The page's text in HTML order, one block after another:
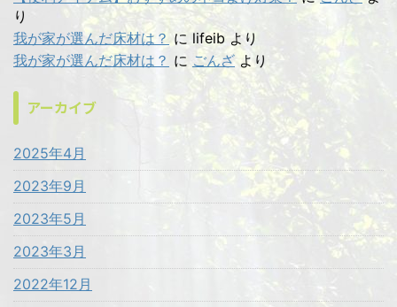
り
我が家が選んだ床材は？ に lifeib より
我が家が選んだ床材は？ に ごんざ より
アーカイブ
2025年4月
2023年9月
2023年5月
2023年3月
2022年12月